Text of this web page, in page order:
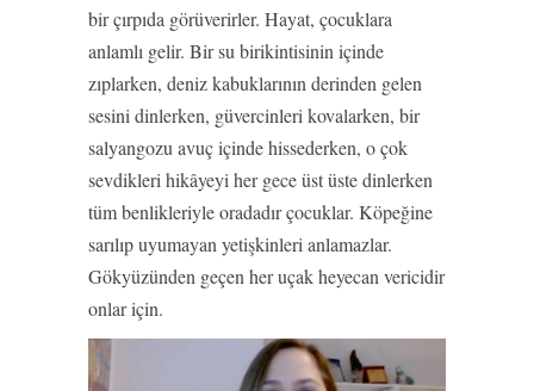
bir çırpıda görüverirler. Hayat, çocuklara
anlamlı gelir. Bir su birikintisinin içinde
zıplarken, deniz kabuklarının derinden gelen
sesini dinlerken, güvercinleri kovalarken, bir
salyangozu avuç içinde hissederken, o çok
sevdikleri hikâyeyi her gece üst üste dinlerken
tüm benlikleriyle oradadır çocuklar. Köpeğine
sarılıp uyumayan yetişkinleri anlamazlar.
Gökyüzünden geçen her uçak heyecan vericidir
onlar için.